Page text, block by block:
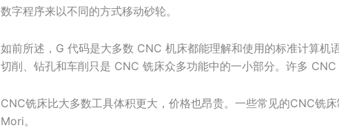
数字程序来以不同的方式移动砂轮。
如前所述，G 代码是大多数 CNC 机床都能理解和使用的标准计算机
切削、钻孔和车削只是 CNC 铣床众多功能中的一小部分。许多 CNC
CNC铣床比大多数工具体积更大，价格也昂贵。一些常见的CNC铣
Mori。